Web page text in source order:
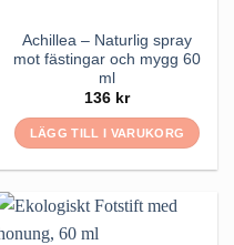
Achillea – Naturlig spray
mot fästingar och mygg 60
ml
136 kr
LÄGG TILL I VARUKORG